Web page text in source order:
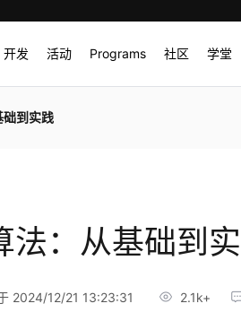
开发 活动 Programs 社区 学堂
础到实践
法：从基础到
2024/12/21 13:23:31 2.1k+